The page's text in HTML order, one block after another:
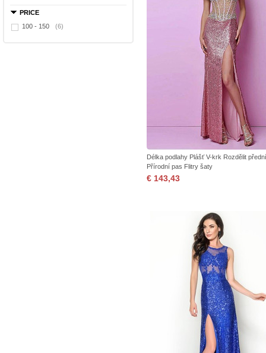
PRICE
100 - 150
(6)
Délka podlahy Plášť V-krk Rozdělit přední
Přírodní pas Flitry šaty
€ 143,43